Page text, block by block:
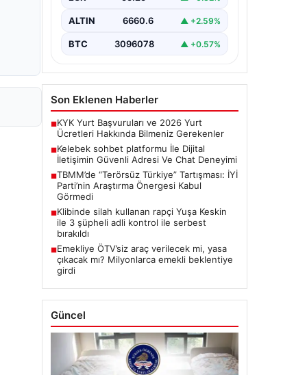
bir biçimde bağlantı kurması ciddi bir
Günümüzde…
ALTIN 6660.6 ▲ +2.59%
BTC 3096078 ▲ +0.57%
Son Eklenen Haberler
■KYK Yurt Başvuruları ve 2026 Yurt
Ücretleri Hakkında Bilmeniz Gerekenler
■Kelebek sohbet platformu İle Dijital
İletişimin Güvenli Adresi Ve Chat Deneyimi
■TBMM’de “Terörsüz Türkiye” Tartışması: İYİ
Parti’nin Araştırma Önergesi Kabul
Görmedi
■Klibinde silah kullanan rapçi Yuşa Keskin
ile 3 şüpheli adli kontrol ile serbest
bırakıldı
■Emekliye ÖTV’siz araç verilecek mi, yasa
çıkacak mı? Milyonlarca emekli beklentiye
girdi
Güncel